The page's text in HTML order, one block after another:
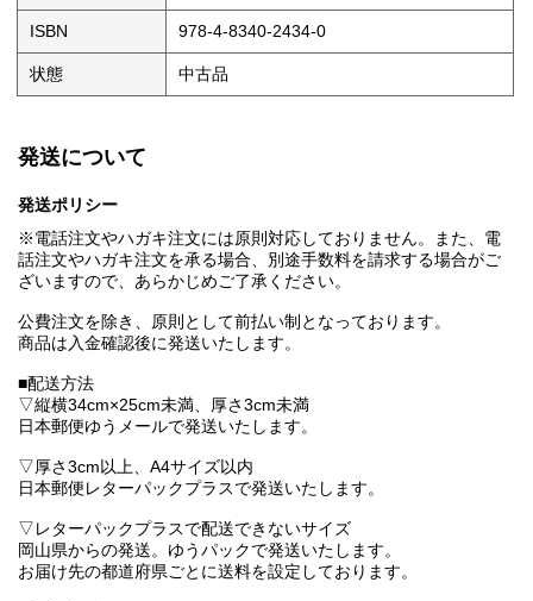
ISBN 978-4-8340-2434-0
状態 中古品
発送について
発送ポリシー
※電話注文やハガキ注文には原則対応しておりません。また、電
話注文やハガキ注文を承る場合、別途手数料を請求する場合がご
ざいますので、あらかじめご了承ください。
公費注文を除き、原則として前払い制となっております。
商品は入金確認後に発送いたします。
■配送方法
▽縦横34cm×25cm未満、厚さ3cm未満
日本郵便ゆうメールで発送いたします。
▽厚さ3cm以上、A4サイズ以内
日本郵便レターパックプラスで発送いたします。
▽レターパックプラスで配送できないサイズ
岡山県からの発送。ゆうパックで発送いたします。
お届け先の都道府県ごとに送料を設定しております。